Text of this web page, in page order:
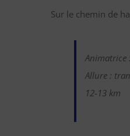
Sur le chemin de
Animatrice
Allure :
12-13 km